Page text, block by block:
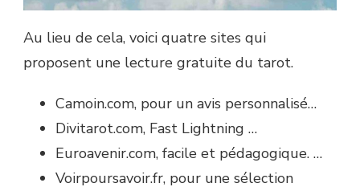
Au lieu de cela, voici quatre sites qui
proposent une lecture gratuite du tarot.
Camoin.com, pour un avis personnalisé…
Divitarot.com, Fast Lightning …
Euroavenir.com, facile et pédagogique. …
Voirpoursavoir.fr, pour une sélection